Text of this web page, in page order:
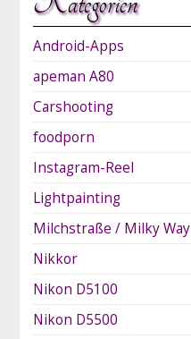
Android-Apps
apeman A80
Carshooting
foodporn
Instagram-Reel
Lightpainting
Milchstraße / Milky Way
Nikkor
Nikon D5100
Nikon D5500